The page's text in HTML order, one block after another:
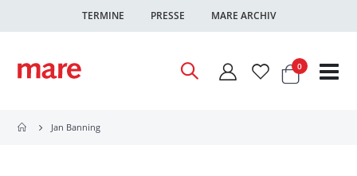
TERMINE PRESSE MARE ARCHIV
Warenkorb
0Artikel
Jan Banning